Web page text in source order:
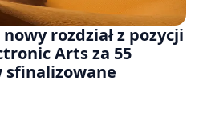
rozdział z pozycji
Arts za 55